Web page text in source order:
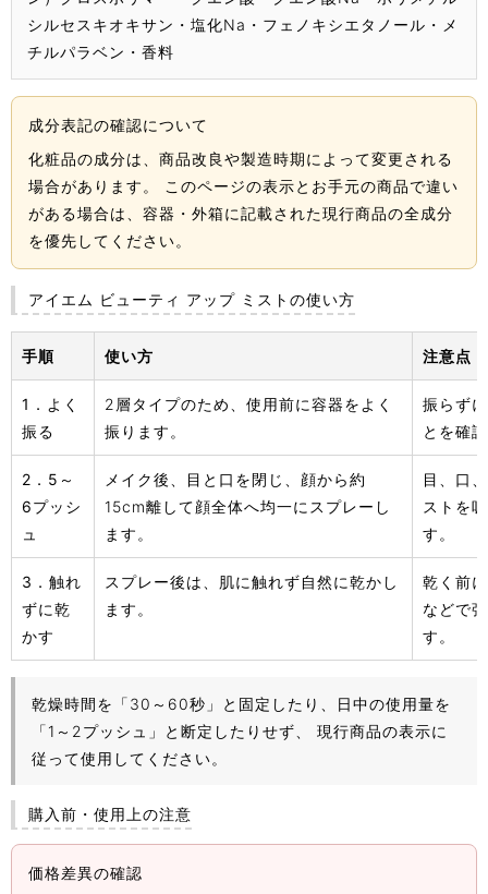
シルセスキオキサン・塩化Na・フェノキシエタノール・メ
チルパラベン・香料
成分表記の確認について
化粧品の成分は、商品改良や製造時期によって変更される
場合があります。 このページの表示とお手元の商品で違い
がある場合は、容器・外箱に記載された現行商品の全成分
を優先してください。
アイエム ビューティ アップ ミストの使い方
手順 使い方 注意点
1．よく
振る
2層タイプのため、使用前に容器をよく
振ります。
振らず
とを確
2．5～
6プッシ
ュ
メイク後、目と口を閉じ、顔から約
15cm離して顔全体へ均一にスプレーし
ます。
目、口
ストを
す。
3．触れ
ずに乾
かす
スプレー後は、肌に触れず自然に乾かし
ます。
乾く前
などで
す。
乾燥時間を「30～60秒」と固定したり、日中の使用量を
「1～2プッシュ」と断定したりせず、 現行商品の表示に
従って使用してください。
購入前・使用上の注意
価格差異の確認